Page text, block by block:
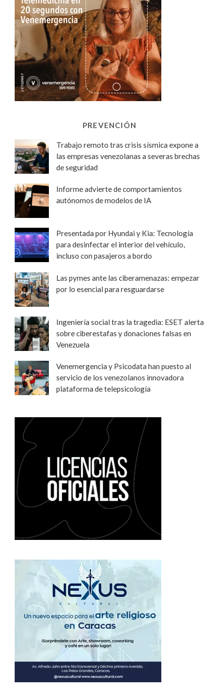
PREVENCIÓN
Trabajo remoto tras crisis sísmica expone a
las empresas venezolanas a severas brechas
de seguridad
Informe advierte de comportamientos
autónomos de modelos de IA
Presentada por Hyundai y Kia: Tecnología
para desinfectar el interior del vehículo,
incluso con pasajeros a bordo
Las pymes ante las ciberamenazas: empezar
por lo esencial para resguardarse
Ingeniería social tras la tragedia: ESET alerta
sobre ciberestafas y donaciones falsas en
Venezuela
Venemergencia y Psicodata han puesto al
servicio de los venezolanos innovadora
plataforma de telepsicología